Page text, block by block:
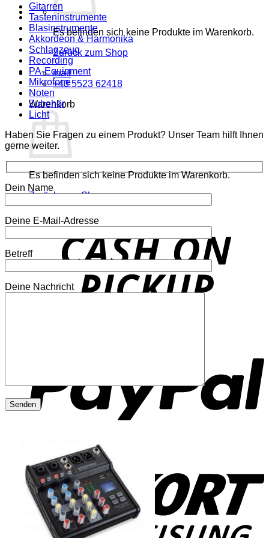
Es befinden sich keine Produkte im Warenkorb.
Zurück zum Shop
mail
+43 5523 62418
Warenkorb
Es befinden sich keine Produkte im Warenkorb.
Zurück zum Shop
Gitarren
Tasteninstrumente
Blasinstrumente
Akkordeon & Harmonika
Schlagzeug
Recording
PA-Equipment
Mikrofone
Noten
Zubehör
Licht
Haben Sie Fragen zu einem Produkt? Unser Team hilft Ihnen
gerne weiter.
Dein Name
Deine E-Mail-Adresse
Betreff
Deine Nachricht